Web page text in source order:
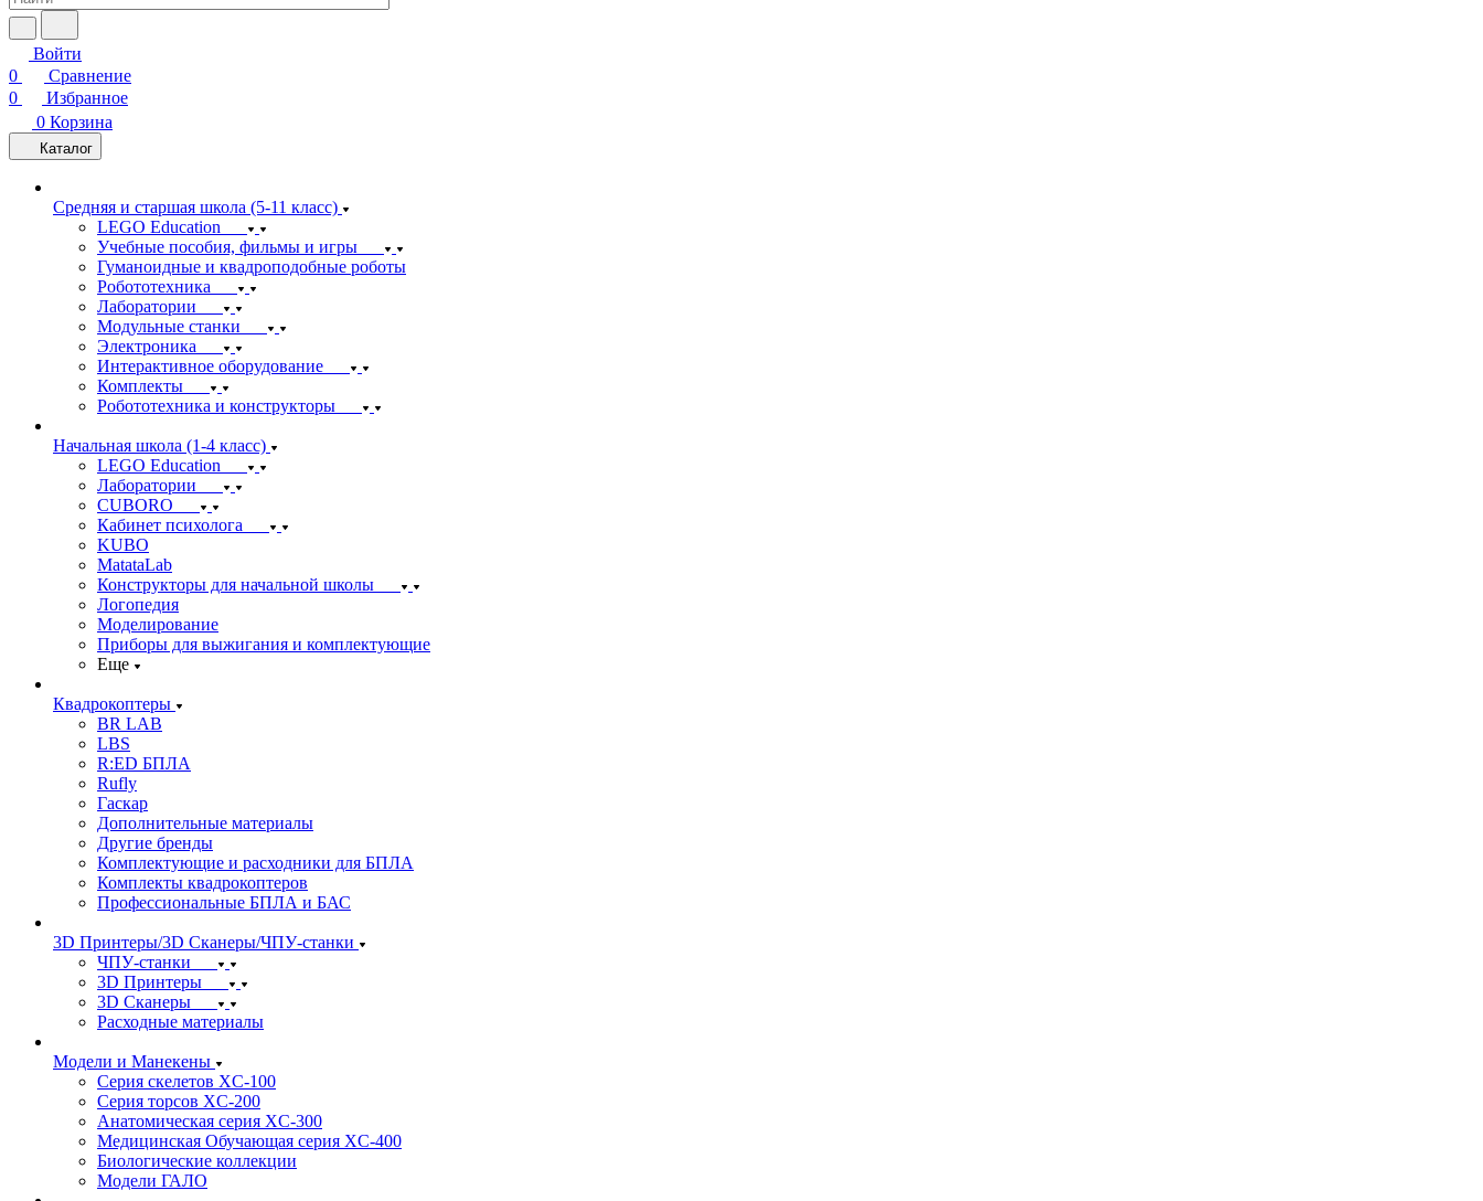
Войти
0
Сравнение
0
Избранное
0 Корзина
Каталог
Средняя и старшая школа (5-11 класс)
LEGO Education
Учебные пособия, фильмы и игры
Гуманоидные и квадроподобные роботы
Робототехника
Лаборатории
Модульные станки
Электроника
Интерактивное оборудование
Комплекты
Робототехника и конструкторы
Начальная школа (1-4 класс)
LEGO Education
Лаборатории
CUBORO
Кабинет психолога
KUBO
MatataLab
Конструкторы для начальной школы
Логопедия
Моделирование
Приборы для выжигания и комплектующие
Еще
Квадрокоптеры
BR LAB
LBS
R:ED БПЛА
Rufly
Гаскар
Дополнительные материалы
Другие бренды
Комплектующие и расходники для БПЛА
Комплекты квадрокоптеров
Профессиональные БПЛА и БАС
3D Принтеры/3D Сканеры/ЧПУ-станки
ЧПУ-станки
3D Принтеры
3D Сканеры
Расходные материалы
Модели и Манекены
Серия скелетов XC-100
Серия торсов XC-200
Анатомическая серия XC-300
Медицинская Обучающая серия XC-400
Биологические коллекции
Модели ГАЛО